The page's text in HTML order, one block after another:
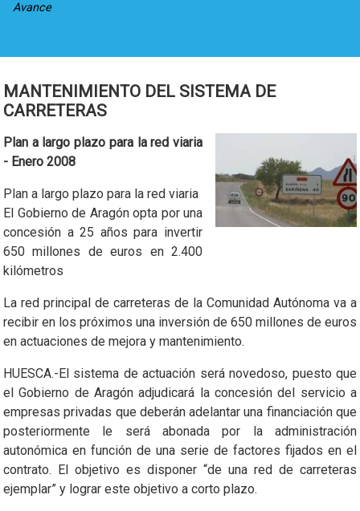
Avance
MANTENIMIENTO DEL SISTEMA DE
CARRETERAS
Plan a largo plazo para la red viaria
- Enero 2008
Plan a largo plazo para la red viaria
El Gobierno de Aragón opta por una
concesión a 25 años para invertir
650 millones de euros en 2.400
kilómetros
La red principal de carreteras de la Comunidad Autónoma va a
recibir en los próximos una inversión de 650 millones de euros
en actuaciones de mejora y mantenimiento.
HUESCA.-El sistema de actuación será novedoso, puesto que
el Gobierno de Aragón adjudicará la concesión del servicio a
empresas privadas que deberán adelantar una financiación que
posteriormente le será abonada por la administración
autonómica en función de una serie de factores fijados en el
contrato. El objetivo es disponer “de una red de carreteras
ejemplar” y lograr este objetivo a corto plazo.